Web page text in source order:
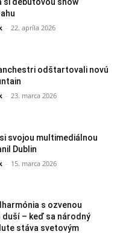
si debutovou show
- 22. apríla 2026
odštartovali novú
- 23. marca 2026
svojou multimediálnou
Dublin
- 15. marca 2026
s ozvenou
duší – keď sa národný
stáva svetovým